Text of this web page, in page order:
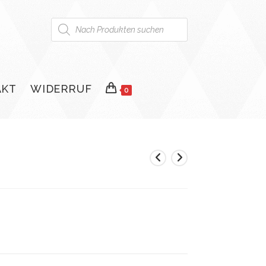
Products
search
WIDERRUF 0